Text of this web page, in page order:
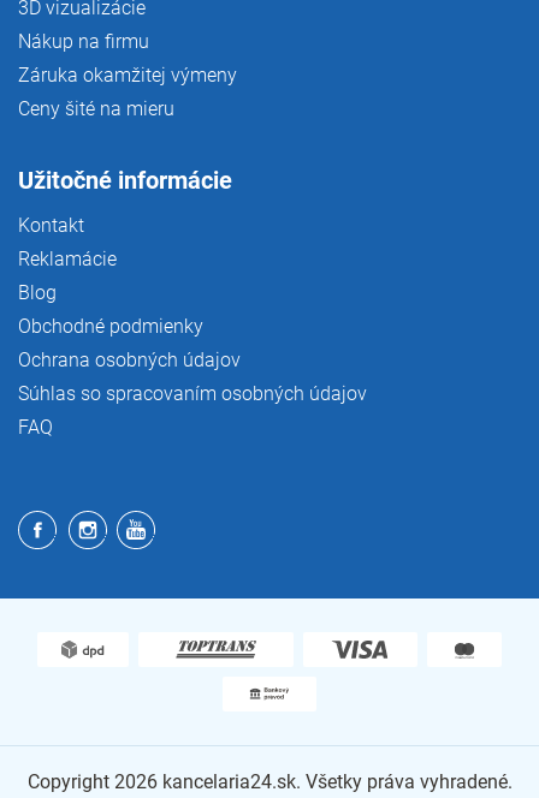
3D vizualizácie
Nákup na firmu
Záruka okamžitej výmeny
Ceny šité na mieru
Užitočné informácie
Kontakt
Reklamácie
Blog
Obchodné podmienky
Ochrana osobných údajov
Súhlas so spracovaním osobných údajov
FAQ
Copyright 2026 kancelaria24.sk. Všetky práva vyhradené.